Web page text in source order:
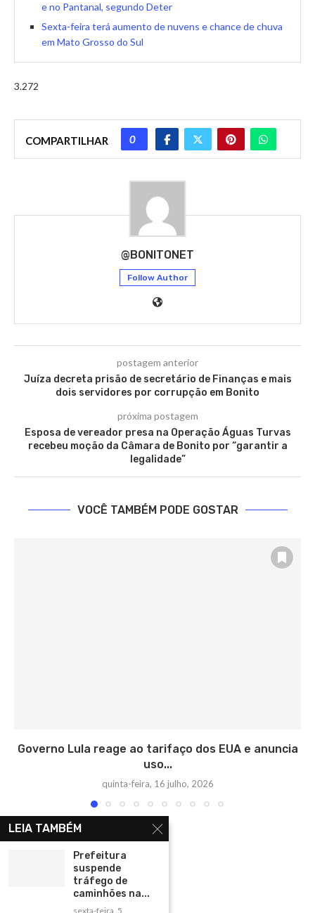
e no Pantanal, segundo Deter
Sexta-feira terá aumento de nuvens e chance de chuva
em Mato Grosso do Sul
3.272
COMPARTILHAR 0
@BONITONET
Follow Author
postagem anterior
Juíza decreta prisão de secretário de Finanças e mais
dois servidores por corrupção em Bonito
próxima postagem
Esposa de vereador presa na Operação Águas Turvas
recebeu moção da Câmara de Bonito por “garantir a
legalidade”
VOCÊ TAMBÉM PODE GOSTAR
Governo Lula reage ao tarifaço dos EUA e anuncia
uso...
quinta-feira, 16 julho, 2026
LEIA TAMBÉM
Prefeitura
suspende
tráfego de
caminhões na...
sexta-feira, 5